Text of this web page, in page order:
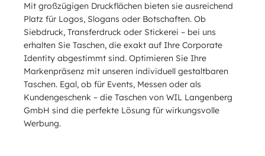
Mit großzügigen Druckflächen bieten sie ausreichend
Platz für Logos, Slogans oder Botschaften. Ob
Siebdruck, Transferdruck oder Stickerei – bei uns
erhalten Sie Taschen, die exakt auf Ihre Corporate
Identity abgestimmt sind. Optimieren Sie Ihre
Markenpräsenz mit unseren individuell gestaltbaren
Taschen. Egal, ob für Events, Messen oder als
Kundengeschenk – die Taschen von WIL Langenberg
GmbH sind die perfekte Lösung für wirkungsvolle
Werbung.